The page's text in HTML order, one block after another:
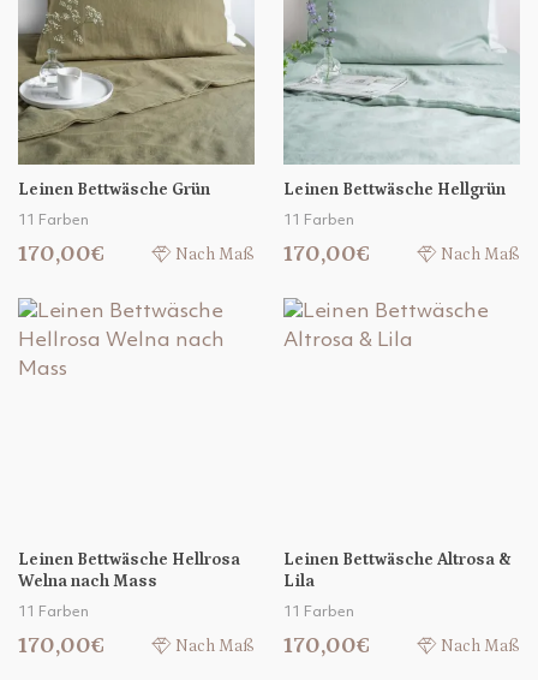
Leinen Bettwäsche Grün
11 Farben
170,00€ Nach Maß
Leinen Bettwäsche Hellgrün
11 Farben
170,00€ Nach Maß
Leinen Bettwäsche Hellrosa
Welna nach Mass
11 Farben
170,00€ Nach Maß
Leinen Bettwäsche Altrosa &
Lila
11 Farben
170,00€ Nach Maß